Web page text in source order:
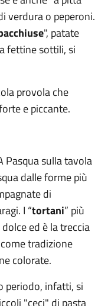
verdura o peperoni.
", patate
fettine sottili, si
provola che
e piccante.
Pasqua sulla tavola
dalle forme più
di
I “tortani” più
ed è la treccia
tradizione
colorate.
periodo, infatti, si
"ceci" di pasta